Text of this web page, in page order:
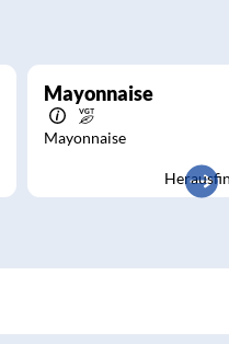
Mayonnaise
Mayonnaise